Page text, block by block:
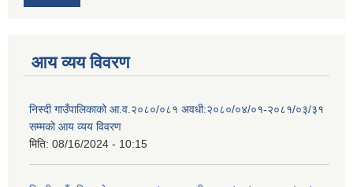
आय व्यय विवरण
निस्दी गाउँपालिकाको आ.व.२०८०/०८१ अवधी:२०८०/०४/०१-२०८१/०३/३१
सम्मको आय व्यय विवरण
मिति: 08/16/2024 - 10:15